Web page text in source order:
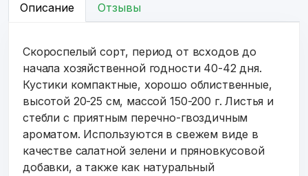
Описание Отзывы
Скороспелый сорт, период от всходов до
начала хозяйственной годности 40-42 дня.
Кустики компактные, хорошо облиственные,
высотой 20-25 см, массой 150-200 г. Листья и
стебли с приятным перечно-гвоздичным
ароматом. Используются в свежем виде в
качестве салатной зелени и пряновкусовой
добавки, а также как натуральный